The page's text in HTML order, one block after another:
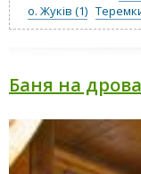
о. Жуків (1)
Баня на